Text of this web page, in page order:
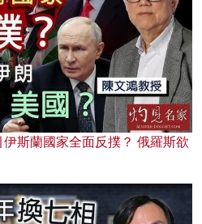
斯蘭國家全面反撲？ 俄羅斯欲